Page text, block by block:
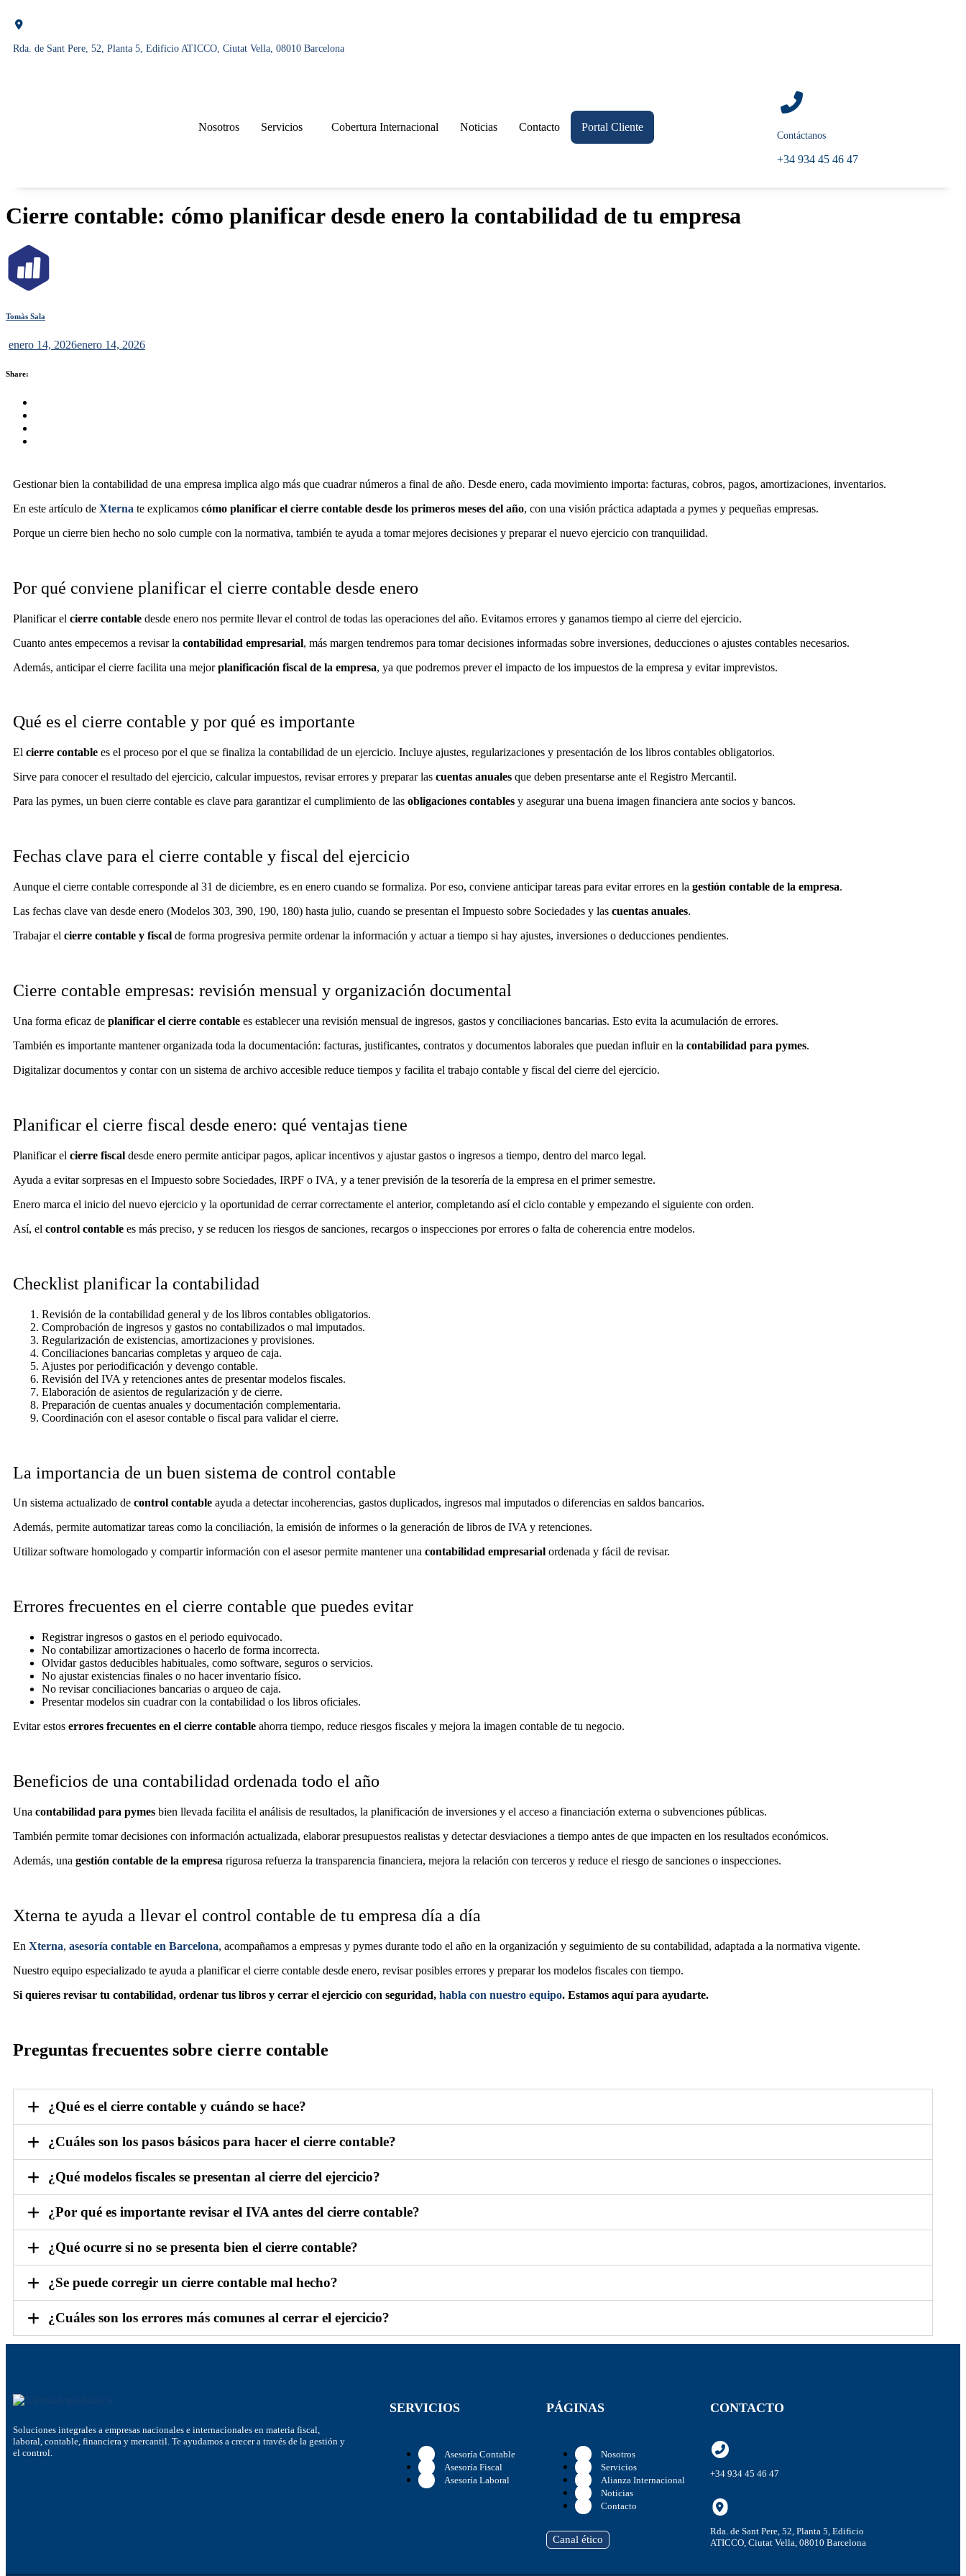
Rda. de Sant Pere, 52, Planta 5, Edificio ATICCO, Ciutat Vella, 08010 Barcelona
Nosotros Servicios Cobertura Internacional Noticias Contacto Portal Cliente
Contáctanos
+34 934 45 46 47
Cierre contable: cómo planificar desde enero la contabilidad de tu empresa
Tomàs Sala
enero 14, 2026enero 14, 2026
Share:
Gestionar bien la contabilidad de una empresa implica algo más que cuadrar números a final de año. Desde enero, cada movimiento importa: facturas, cobros, pagos, amortizaciones, inventarios.
En este artículo de Xterna te explicamos cómo planificar el cierre contable desde los primeros meses del año, con una visión práctica adaptada a pymes y pequeñas empresas.
Porque un cierre bien hecho no solo cumple con la normativa, también te ayuda a tomar mejores decisiones y preparar el nuevo ejercicio con tranquilidad.
Por qué conviene planificar el cierre contable desde enero
Planificar el cierre contable desde enero nos permite llevar el control de todas las operaciones del año. Evitamos errores y ganamos tiempo al cierre del ejercicio.
Cuanto antes empecemos a revisar la contabilidad empresarial, más margen tendremos para tomar decisiones informadas sobre inversiones, deducciones o ajustes contables necesarios.
Además, anticipar el cierre facilita una mejorplanificación fiscal de la empresa, ya que podremos prever el impacto de los impuestos de la empresa y evitar imprevistos.
Qué es el cierre contable y por qué es importante
El cierre contable es el proceso por el que se finaliza la contabilidad de un ejercicio. Incluye ajustes, regularizaciones y presentación de los libros contables obligatorios.
Sirve para conocer el resultado del ejercicio, calcular impuestos, revisar errores y preparar las cuentas anuales que deben presentarse ante el Registro Mercantil.
Para las pymes, un buen cierre contable es clave para garantizar el cumplimiento de las obligaciones contables y asegurar una buena imagen financiera ante socios y bancos.
Fechas clave para el cierre contable y fiscal del ejercicio
Aunque el cierre contable corresponde al 31 de diciembre, es en enero cuando se formaliza. Por eso, conviene anticipar tareas para evitar errores en la gestión contable de la empresa.
Las fechas clave van desde enero (Modelos 303, 390, 190, 180) hasta julio, cuando se presentan el Impuesto sobre Sociedades y las cuentas anuales.
Trabajar el cierre contable y fiscal de forma progresiva permite ordenar la información y actuar a tiempo si hay ajustes, inversiones o deducciones pendientes.
Cierre contable empresas: revisión mensual y organización documental
Una forma eficaz de planificar el cierre contable es establecer una revisión mensual de ingresos, gastos y conciliaciones bancarias. Esto evita la acumulación de errores.
También es importante mantener organizada toda la documentación: facturas, justificantes, contratos y documentos laborales que puedan influir en la contabilidad para pymes.
Digitalizar documentos y contar con un sistema de archivo accesible reduce tiempos y facilita el trabajo contable y fiscal del cierre del ejercicio.
Planificar el cierre fiscal desde enero: qué ventajas tiene
Planificar el cierre fiscal desde enero permite anticipar pagos, aplicar incentivos y ajustar gastos o ingresos a tiempo, dentro del marco legal.
Ayuda a evitar sorpresas en el Impuesto sobre Sociedades, IRPF o IVA, y a tener previsión de la tesorería de la empresa en el primer semestre.
Enero marca el inicio del nuevo ejercicio y la oportunidad de cerrar correctamente el anterior, completando así el ciclo contable y empezando el siguiente con orden.
Así, el control contable es más preciso, y se reducen los riesgos de sanciones, recargos o inspecciones por errores o falta de coherencia entre modelos.
Checklist planificar la contabilidad
Revisión de la contabilidad general y de los libros contables obligatorios.
Comprobación de ingresos y gastos no contabilizados o mal imputados.
Regularización de existencias, amortizaciones y provisiones.
Conciliaciones bancarias completas y arqueo de caja.
Ajustes por periodificación y devengo contable.
Revisión del IVA y retenciones antes de presentar modelos fiscales.
Elaboración de asientos de regularización y de cierre.
Preparación de cuentas anuales y documentación complementaria.
Coordinación con el asesor contable o fiscal para validar el cierre.
La importancia de un buen sistema de control contable
Un sistema actualizado de control contable ayuda a detectar incoherencias, gastos duplicados, ingresos mal imputados o diferencias en saldos bancarios.
Además, permite automatizar tareas como la conciliación, la emisión de informes o la generación de libros de IVA y retenciones.
Utilizar software homologado y compartir información con el asesor permite mantener una contabilidad empresarial ordenada y fácil de revisar.
Errores frecuentes en el cierre contable que puedes evitar
Registrar ingresos o gastos en el periodo equivocado.
No contabilizar amortizaciones o hacerlo de forma incorrecta.
Olvidar gastos deducibles habituales, como software, seguros o servicios.
No ajustar existencias finales o no hacer inventario físico.
No revisar conciliaciones bancarias o arqueo de caja.
Presentar modelos sin cuadrar con la contabilidad o los libros oficiales.
Evitar estos errores frecuentes en el cierre contable ahorra tiempo, reduce riesgos fiscales y mejora la imagen contable de tu negocio.
Beneficios de una contabilidad ordenada todo el año
Una contabilidad para pymes bien llevada facilita el análisis de resultados, la planificación de inversiones y el acceso a financiación externa o subvenciones públicas.
También permite tomar decisiones con información actualizada, elaborar presupuestos realistas y detectar desviaciones a tiempo antes de que impacten en los resultados económicos.
Además, una gestión contable de la empresa rigurosa refuerza la transparencia financiera, mejora la relación con terceros y reduce el riesgo de sanciones o inspecciones.
Xterna te ayuda a llevar el control contable de tu empresa día a día
En Xterna, asesoría contable en Barcelona, acompañamos a empresas y pymes durante todo el año en la organización y seguimiento de su contabilidad, adaptada a la normativa vigente.
Nuestro equipo especializado te ayuda a planificar el cierre contable desde enero, revisar posibles errores y preparar los modelos fiscales con tiempo.
Si quieres revisar tu contabilidad, ordenar tus libros y cerrar el ejercicio con seguridad, habla con nuestro equipo. Estamos aquí para ayudarte.
Preguntas frecuentes sobre cierre contable
¿Qué es el cierre contable y cuándo se hace?
¿Cuáles son los pasos básicos para hacer el cierre contable?
¿Qué modelos fiscales se presentan al cierre del ejercicio?
¿Por qué es importante revisar el IVA antes del cierre contable?
¿Qué ocurre si no se presenta bien el cierre contable?
¿Se puede corregir un cierre contable mal hecho?
¿Cuáles son los errores más comunes al cerrar el ejercicio?
Soluciones integrales a empresas nacionales e internacionales en materia fiscal,
laboral, contable, financiera y mercantil. Te ayudamos a crecer a través de la gestión y
el control.
SERVICIOS
Asesoría Contable
Asesoría Fiscal
Asesoría Laboral
PÁGINAS
Nosotros
Servicios
Alianza Internacional
Noticias
Contacto
Canal ético
CONTACTO
+34 934 45 46 47
Rda. de Sant Pere, 52, Planta 5, Edificio
ATICCO, Ciutat Vella, 08010 Barcelona